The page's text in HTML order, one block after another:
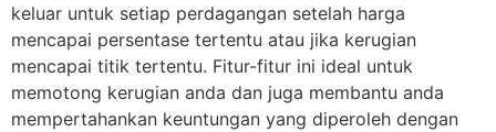
keluar untuk setiap perdagangan setelah harga
mencapai persentase tertentu atau jika kerugian
mencapai titik tertentu. Fitur-fitur ini ideal untuk
memotong kerugian anda dan juga membantu anda
mempertahankan keuntungan yang diperoleh dengan